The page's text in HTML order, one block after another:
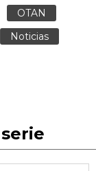
OTAN
Noticias